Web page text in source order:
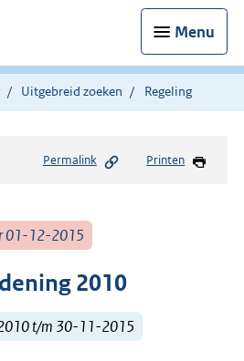
Menu
Uitgebreid zoeken Regeling
Permalink Printen
01-12-2015
2010
t/m 30-11-2015